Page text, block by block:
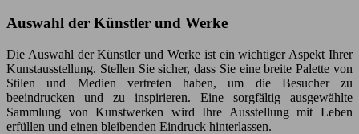
Auswahl der Künstler und Werke
Die Auswahl der Künstler und Werke ist ein wichtiger Aspekt Ihrer
Kunstausstellung. Stellen Sie sicher, dass Sie eine breite Palette von
Stilen und Medien vertreten haben, um die Besucher zu
beeindrucken und zu inspirieren. Eine sorgfältig ausgewählte
Sammlung von Kunstwerken wird Ihre Ausstellung mit Leben
erfüllen und einen bleibenden Eindruck hinterlassen.